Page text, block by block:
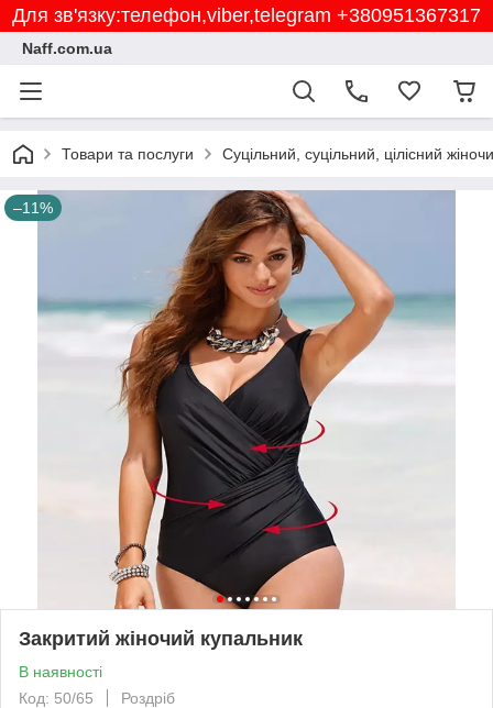
Для зв'язку:телефон,viber,telegram +380951367317
Naff.com.ua
Товари та послуги Суцільний, суцільний, цілісний
–11%
Закритий жіночий купальник
В наявності
Код: 50/65
Роздріб